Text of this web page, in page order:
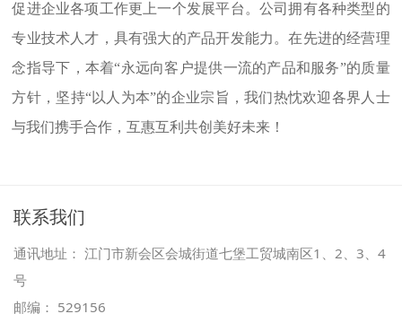
促进企业各项工作更上一个发展平台。公司拥有各种类型的
专业技术人才，具有强大的产品开发能力。在先进的经营理
念指导下，本着“永远向客户提供一流的产品和服务”的质量
方针，坚持“以人为本”的企业宗旨，我们热忱欢迎各界人士
与我们携手合作，互惠互利共创美好未来！
联系我们
通讯地址： 江门市新会区会城街道七堡工贸城南区1、2、3、4
号
邮编： 529156